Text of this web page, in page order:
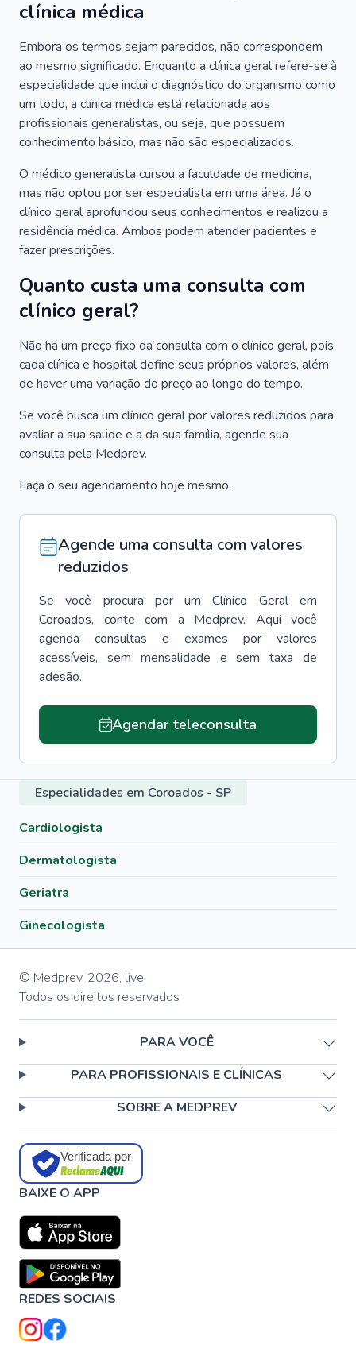
clínica médica
Embora os termos sejam parecidos, não correspondem
ao mesmo significado. Enquanto a clínica geral refere-se à
especialidade que inclui o diagnóstico do organismo como
um todo, a clínica médica está relacionada aos
profissionais generalistas, ou seja, que possuem
conhecimento básico, mas não são especializados.
O médico generalista cursou a faculdade de medicina,
mas não optou por ser especialista em uma área. Já o
clínico geral aprofundou seus conhecimentos e realizou a
residência médica. Ambos podem atender pacientes e
fazer prescrições.
Quanto custa uma consulta com
clínico geral?
Não há um preço fixo da consulta com o clínico geral, pois
cada clínica e hospital define seus próprios valores, além
de haver uma variação do preço ao longo do tempo.
Se você busca um clínico geral por valores reduzidos para
avaliar a sua saúde e a da sua família, agende sua
consulta pela Medprev.
Faça o seu agendamento hoje mesmo.
Agende uma consulta com valores
reduzidos
Se você procura por um Clínico Geral
em
Coroados, conte com a Medprev. Aqui você
agenda consultas e exames por valores
acessíveis, sem mensalidade e sem taxa de
adesão.
Agendar teleconsulta
Especialidades em Coroados - SP
Cardiologista
Dermatologista
Geriatra
Ginecologista
© Medprev, 2026, live
Todos os direitos reservados
PARA VOCÊ
PARA PROFISSIONAIS E CLÍNICAS
SOBRE A MEDPREV
Verificada por
BAIXE O APP
REDES SOCIAIS